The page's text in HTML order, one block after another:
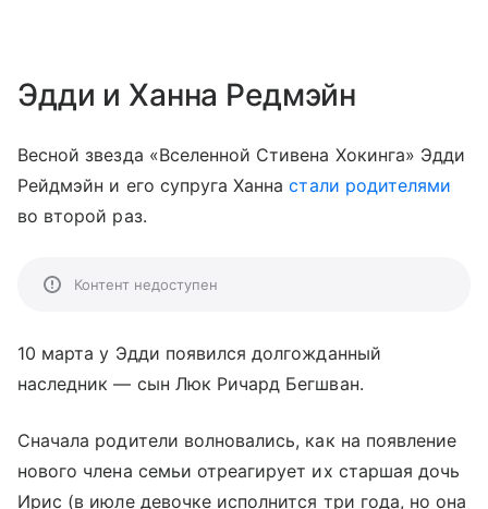
Эдди и Ханна Редмэйн
Весной звезда «Вселенной Стивена Хокинга» Эдди
Рейдмэйн и его супруга Ханнастали родителями
во второй раз.
Контент недоступен
10 марта у Эдди появился долгожданный
наследник — сын Люк Ричард Бегшван.
Сначала родители волновались, как на появление
нового члена семьи отреагирует их старшая дочь
Ирис (в июле девочке исполнится три года, но она